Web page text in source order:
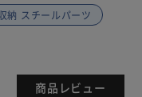
納 スチールパーツ
商品レビュー